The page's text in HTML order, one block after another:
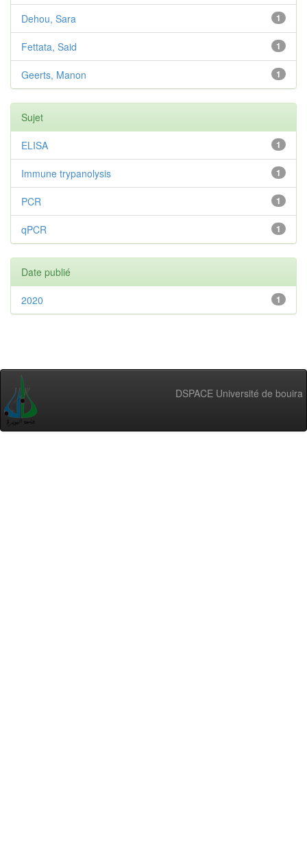
1
Dehou, Sara
1
Fettata, Said
1
Geerts, Manon
Sujet
1
ELISA
1
Immune trypanolysis
1
PCR
1
qPCR
Date publié
1
2020
DSPACE Université de bouira